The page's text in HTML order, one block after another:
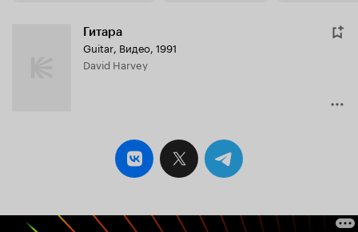
Гитара
Guitar, Видео, 1991
David Harvey